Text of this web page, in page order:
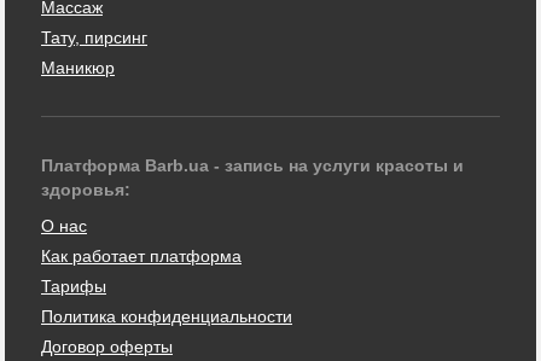
Массаж
Тату, пирсинг
Маникюр
Платформа Barb.ua - запись на услуги красоты и
здоровья:
О нас
Как работает платформа
Тарифы
Политика конфиденциальности
Договор оферты